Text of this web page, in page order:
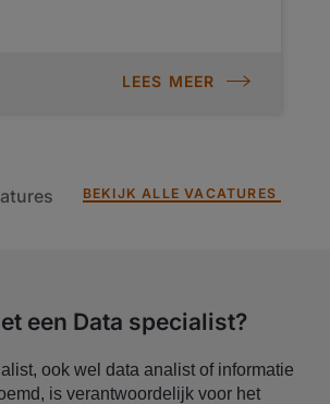
LEES MEER
BEKIJK ALLE VACATURES
een Data specialist?
ook wel data analist of informatie
is verantwoordelijk voor het